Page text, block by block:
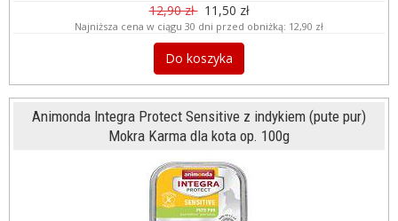
12,90 zł 11,50 zł
Najniższa cena w ciągu 30 dni przed obniżką: 12,90 zł
Do koszyka
Animonda Integra Protect Sensitive z indykiem (pute pur)
Mokra Karma dla kota op. 100g